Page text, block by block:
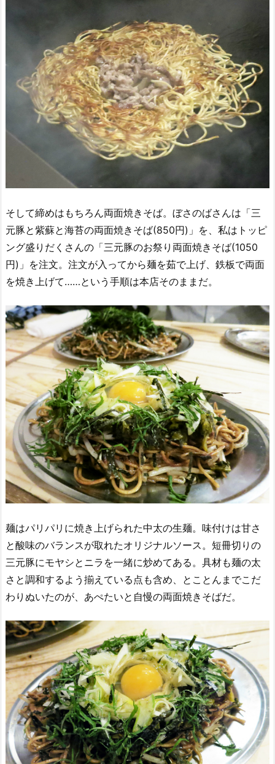
そして締めはもちろん両面焼きそば。ぼさのばさんは「三
元豚と紫蘇と海苔の両面焼きそば(850円)」を、私はトッピ
ング盛りだくさんの「三元豚のお祭り両面焼きそば(1050
円)」を注文。注文が入ってから麺を茹で上げ、鉄板で両面
を焼き上げて……という手順は本店そのままだ。
麺はパリパリに焼き上げられた中太の生麺。味付けは甘さ
と酸味のバランスが取れたオリジナルソース。短冊切りの
三元豚にモヤシとニラを一緒に炒めてある。具材も麺の太
さと調和するよう揃えている点も含め、とことんまでこだ
わりぬいたのが、あぺたいと自慢の両面焼きそばだ。